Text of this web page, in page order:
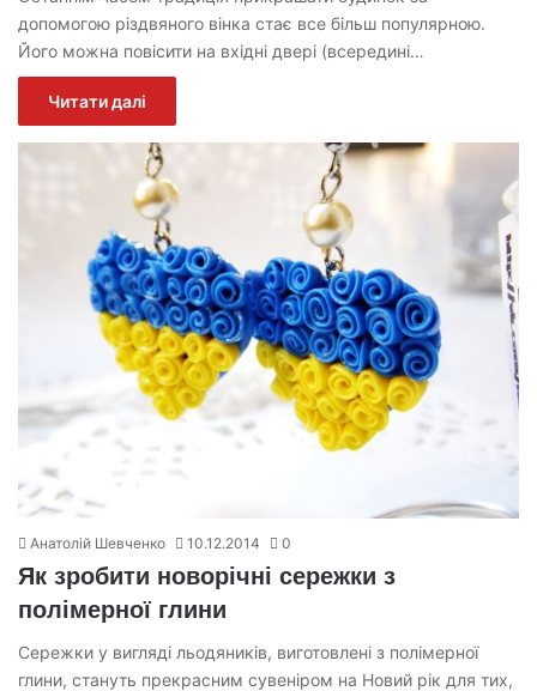
допомогою різдвяного вінка стає все більш популярною.
Його можна повісити на вхідні двері (всередині…
Читати далі
Анатолій Шевченко 10.12.2014 0
Як зробити новорічні сережки з
полімерної глини
Сережки у вигляді льодяників, виготовлені з полімерної
глини, стануть прекрасним сувеніром на Новий рік для тих,